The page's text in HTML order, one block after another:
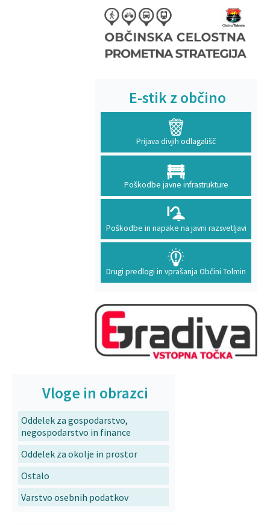
E-stik z občino
Prijava divjih odlagališč
Poškodbe javne infrastrukture
Poškodbe in napake na javni razsvetljavi
Drugi predlogi in vprašanja Občini Tolmin
Vloge in obrazci
Oddelek za gospodarstvo,
negospodarstvo in finance
Oddelek za okolje in prostor
Ostalo
Varstvo osebnih podatkov